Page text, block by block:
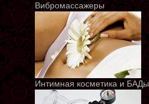
Вибромассажеры
Интимная косметика и БАДы